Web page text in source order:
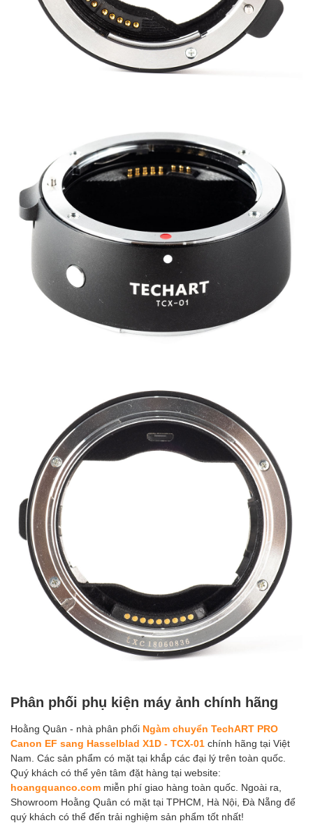
Phân phối phụ kiện máy ảnh chính hãng
Hoằng Quân - nhà phân phối Ngàm chuyển TechART PRO
Canon EF sang Hasselblad X1D - TCX-01 chính hãng tại Việt
Nam. Các sản phẩm có mặt tại khắp các đại lý trên toàn quốc.
Quý khách có thể yên tâm đặt hàng tại website:
hoangquanco.com miễn phí giao hàng toàn quốc. Ngoài ra,
Showroom Hoằng Quân có mặt tại TPHCM, Hà Nội, Đà Nẵng để
quý khách có thể đến trải nghiệm sản phẩm tốt nhất!